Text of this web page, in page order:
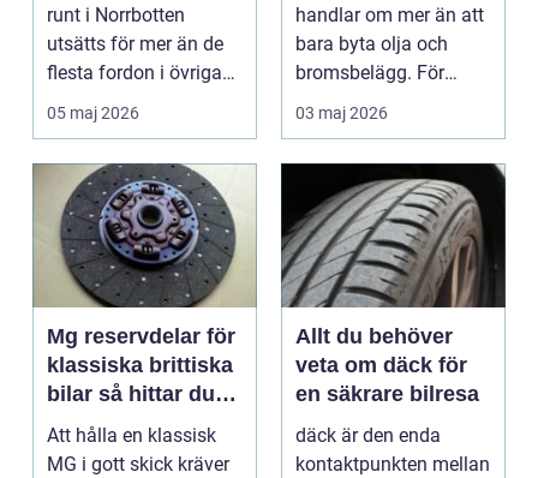
runt i Norrbotten
utsätts för mer än de
flesta fordon i övriga
landet. Kyla, ...
05 maj 2026
handlar om mer än att
bara byta olja och
bromsbelägg. För
många är bilen
avgörand...
03 maj 2026
Mg reservdelar för
klassiska brittiska
bilar så hittar du
rätt delar
Att hålla en klassisk
MG i gott skick kräver
Allt du behöver
veta om däck för
en säkrare bilresa
däck är den enda
kontaktpunkten mellan